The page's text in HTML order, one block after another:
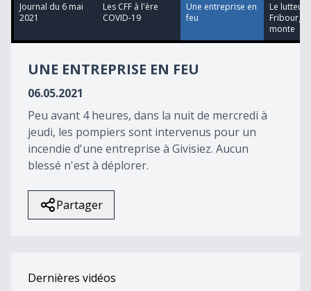
11
minutes,
seconds
Journal du 6 mai
2021
Les CFF à l'ère
COVID-19
Une entreprise en
feu
Le lutteur
monte
UNE ENTREPRISE EN FEU
06.05.2021
Peu avant 4 heures, dans la nuit de mercredi à
jeudi, les pompiers sont intervenus pour un
incendie d'une entreprise à Givisiez. Aucun
blessé n'est à déplorer.
Partager
Dernières vidéos